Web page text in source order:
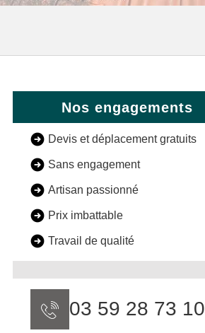
Nos engagements
Devis et déplacement gratuits
Sans engagement
Artisan passionné
Prix imbattable
Travail de qualité
03 59 28 73 10